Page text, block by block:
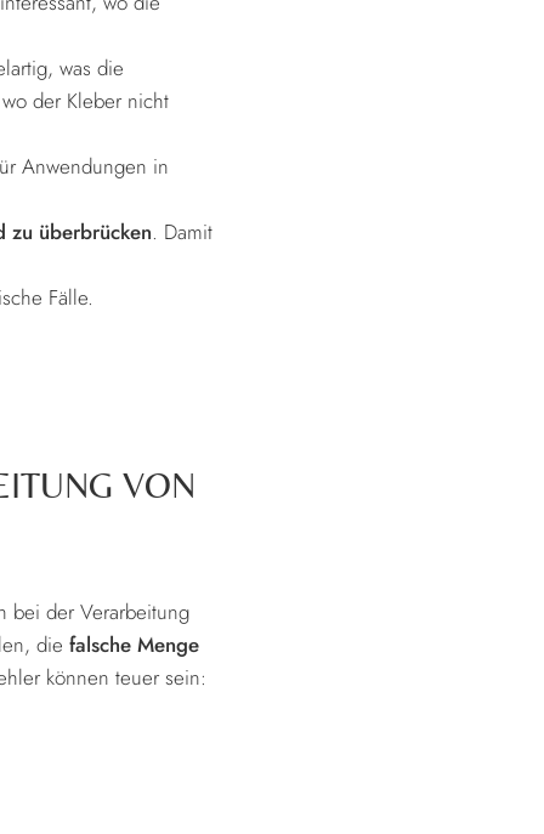
was die
der Kleber nicht
Anwendungen in
zu überbrücken. Damit
Fälle.
VON
bei der Verarbeitung
die falsche Menge
können teuer sein: